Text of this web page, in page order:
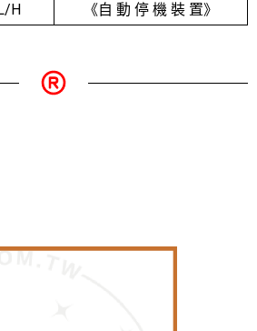
H 《自 動 停 機 裝 置》